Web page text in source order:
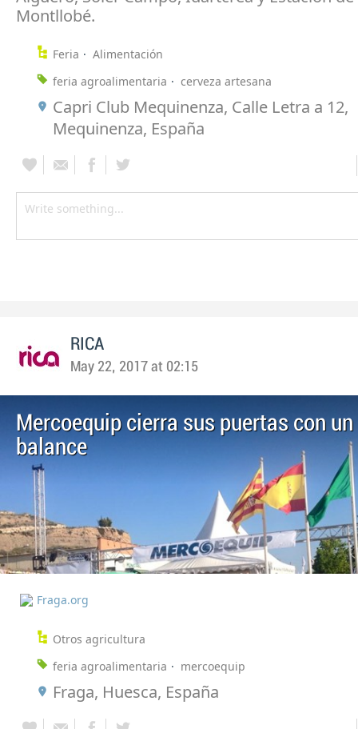
Montllobé.
Feria
Alimentación
feria agroalimentaria
cerveza artesana
Capri Club Mequinenza, Calle Letra a 12,
Mequinenza, España
RICA
May 22, 2017 at 02:15
Mercoequip cierra sus puertas con un
balance
Fraga.org
Otros agricultura
feria agroalimentaria
mercoequip
Fraga, Huesca, España